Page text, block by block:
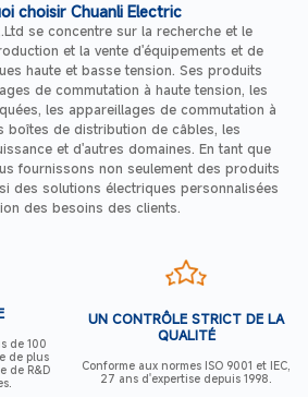
choisir Chuanli Electric
se concentre sur la recherche et le
et la vente d'équipements et de
haute et basse tension. Ses produits
de commutation à haute tension, les
les appareillages de commutation à
boîtes de distribution de câbles, les
et d'autres domaines. En tant que
fournissons non seulement des produits
des solutions électriques personnalisées
des besoins des clients.
de 100
de plus
de R&D
UN CONTRÔLE STRICT DE LA
QUALITÉ
Conforme aux normes ISO 9001 et IEC,
27 ans d'expertise depuis 1998.